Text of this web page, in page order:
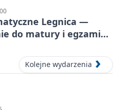
Legnica —
do matury i egzaminu
Kolejne wydarzenia